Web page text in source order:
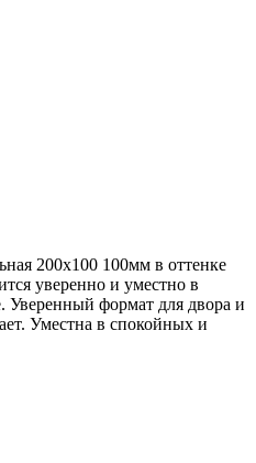
200х100 100мм в оттенке
уверенно и уместно в
Уверенный формат для двора и
Уместна в спокойных и